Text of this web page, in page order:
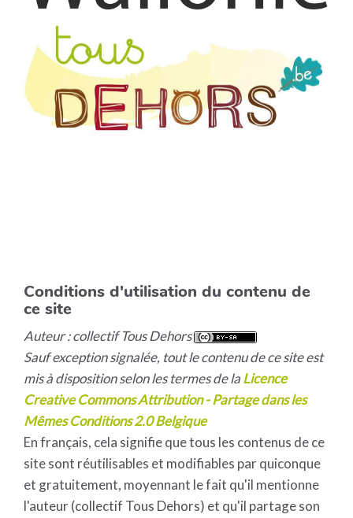
Conditions d'utilisation du contenu de
ce site
Auteur : collectif Tous Dehors
Sauf exception signalée, tout le contenu de ce site est
mis à disposition selon les termes de laLicence
Creative Commons Attribution - Partage dans les
Mêmes Conditions 2.0 Belgique
En français, cela signifie que tous les contenus de ce
site sont réutilisables et modifiables par quiconque
et gratuitement, moyennant le fait qu'il mentionne
l'auteur (collectif Tous Dehors) et qu'il partage son